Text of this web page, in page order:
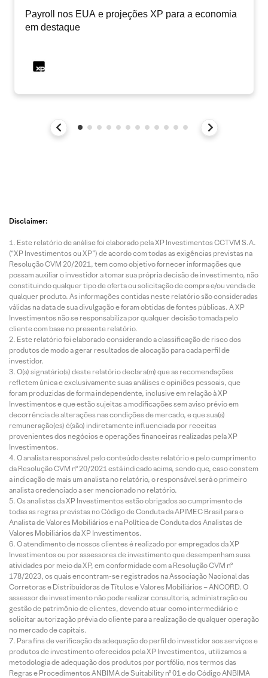
Payroll nos EUA e projeções XP para a economia
em destaque
Disclaimer:
Este relatório de análise foi elaborado pela XP Investimentos CCTVM S.A.
(“XP Investimentos ou XP”) de acordo com todas as exigências previstas na
Resolução CVM 20/2021, tem como objetivo fornecer informações que
possam auxiliar o investidor a tomar sua própria decisão de investimento, não
constituindo qualquer tipo de oferta ou solicitação de compra e/ou venda de
qualquer produto. As informações contidas neste relatório são consideradas
válidas na data de sua divulgação e foram obtidas de fontes públicas. A XP
Investimentos não se responsabiliza por qualquer decisão tomada pelo
cliente com base no presente relatório.
Este relatório foi elaborado considerando a classificação de risco dos
produtos de modo a gerar resultados de alocação para cada perfil de
investidor.
O(s) signatário(s) deste relatório declara(m) que as recomendações
refletem única e exclusivamente suas análises e opiniões pessoais, que
foram produzidas de forma independente, inclusive em relação à XP
Investimentos e que estão sujeitas a modificações sem aviso prévio em
decorrência de alterações nas condições de mercado, e que sua(s)
remuneração(es) é(são) indiretamente influenciada por receitas
provenientes dos negócios e operações financeiras realizadas pela XP
Investimentos.
O analista responsável pelo conteúdo deste relatório e pelo cumprimento
da Resolução CVM nº 20/2021 está indicado acima, sendo que, caso constem
a indicação de mais um analista no relatório, o responsável será o primeiro
analista credenciado a ser mencionado no relatório.
Os analistas da XP Investimentos estão obrigados ao cumprimento de
todas as regras previstas no Código de Conduta da APIMEC Brasil para o
Analista de Valores Mobiliários e na Política de Conduta dos Analistas de
Valores Mobiliários da XP Investimentos.
O atendimento de nossos clientes é realizado por empregados da XP
Investimentos ou por assessores de investimento que desempenham suas
atividades por meio da XP, em conformidade com a Resolução CVM nº
178/2023, os quais encontram-se registrados na Associação Nacional das
Corretoras e Distribuidoras de Títulos e Valores Mobiliários – ANCORD. O
assessor de investimento não pode realizar consultoria, administração ou
gestão de patrimônio de clientes, devendo atuar como intermediário e
solicitar autorização prévia do cliente para a realização de qualquer operação
no mercado de capitais.
Para fins de verificação da adequação do perfil do investidor aos serviços e
produtos de investimento oferecidos pela XP Investimentos, utilizamos a
metodologia de adequação dos produtos por portfólio, nos termos das
Regras e Procedimentos ANBIMA de Suitability nº 01 e do Código ANBIMA